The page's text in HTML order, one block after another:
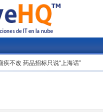
疾不改 药品招标只说“上海话”